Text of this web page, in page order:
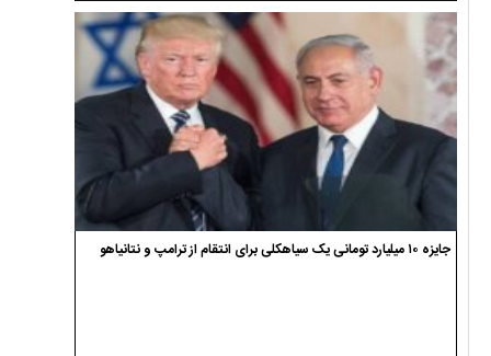
جایزه ۱۰ میلیارد تومانی یک سیاهکلی برای انتقام از ترامپ و نتانیاهو